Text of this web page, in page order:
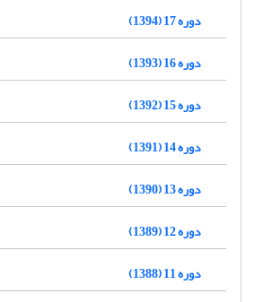
دوره 17 (1394)
دوره 16 (1393)
دوره 15 (1392)
دوره 14 (1391)
دوره 13 (1390)
دوره 12 (1389)
دوره 11 (1388)